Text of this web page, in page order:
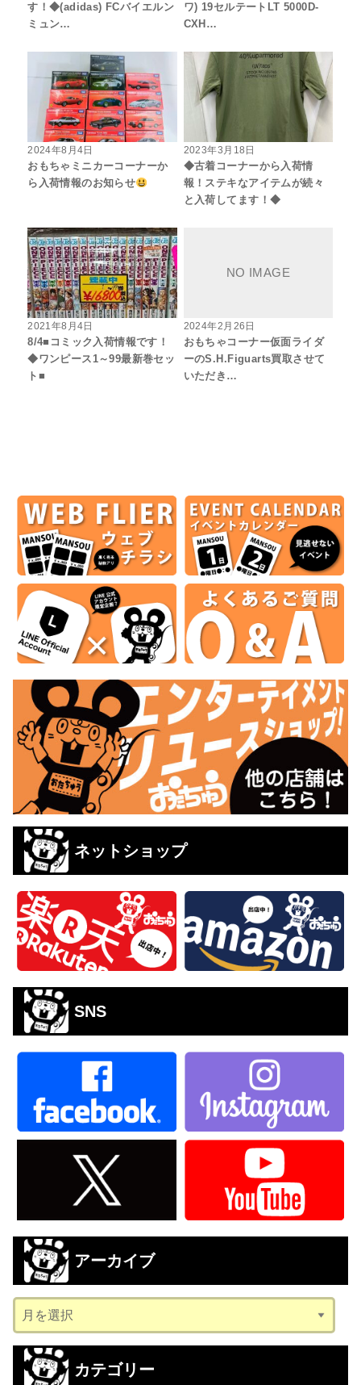
す！◆(adidas) FCバイエルン
ミュン…
ワ) 19セルテートLT 5000D-
CXH…
2024年8月4日
おもちゃミニカーコーナーか
ら入荷情報のお知らせ
2023年3月18日
◆古着コーナーから入荷情
報！ステキなアイテムが続々
と入荷してます！◆
2021年8月4日
8/4■コミック入荷情報です！
◆ワンピース1～99最新巻セッ
ト■
2024年2月26日
おもちゃコーナー仮面ライダ
ーのS.H.Figuarts買取させて
いただき…
ネットショップ
SNS
アーカイブ
ー
カ
カテゴリー